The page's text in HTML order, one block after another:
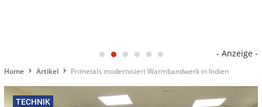
- Anzeige -
Home Artikel Primetals modernisiert Warmbandwerk in Indien
TECHNIK